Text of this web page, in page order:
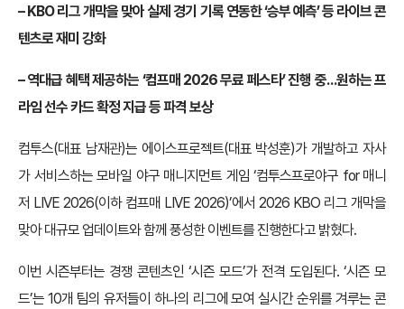
– KBO 리그 개막을 맞아 실제 경기 기록 연동한 ‘승부 예측’ 등 라이브 콘
텐츠로 재미 강화
– 역대급 혜택 제공하는 ‘컴프매 2026 무료 페스타’ 진행 중…원하는 프
라임 선수 카드 확정 지급 등 파격 보상
컴투스(대표 남재관)는 에이스프로젝트(대표 박성훈)가 개발하고 자사
가 서비스하는 모바일 야구 매니지먼트 게임 ‘컴투스프로야구 for 매니
저 LIVE 2026(이하 컴프매 LIVE 2026)’에서 2026 KBO 리그 개막을
맞아 대규모 업데이트와 함께 풍성한 이벤트를 진행한다고 밝혔다.
이번 시즌부터는 경쟁 콘텐츠인 ‘시즌 모드’가 전격 도입된다. ‘시즌 모
드’는 10개 팀의 유저들이 하나의 리그에 모여 실시간 순위를 겨루는 콘